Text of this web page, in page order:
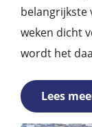
belangrijkste
weken dicht
wordt het
Lees